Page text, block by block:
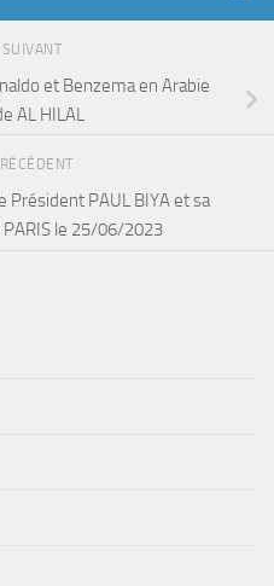
et Benzema en Arabie
AL HILAL
Président PAUL BIYA et sa
le 25/06/2023